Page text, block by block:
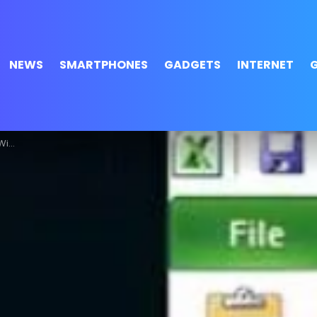
NEWS SMARTPHONES GADGETS INTERNET